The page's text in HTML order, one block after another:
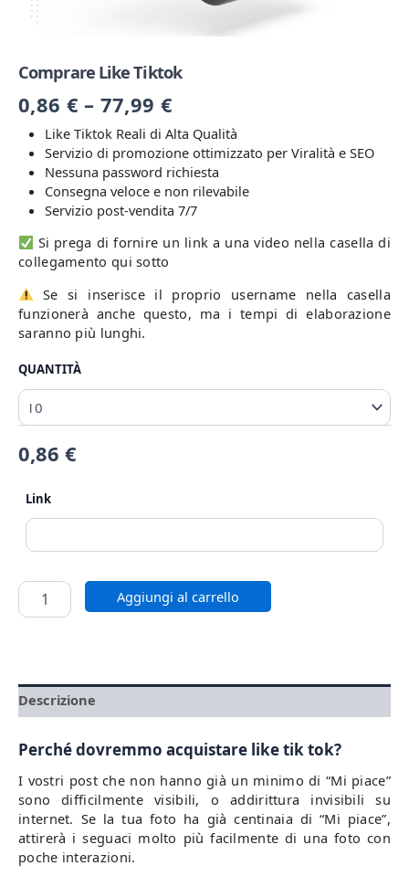
Comprare Like Tiktok
0,86 € – 77,99 €
Like Tiktok Reali di Alta Qualità
Servizio di promozione ottimizzato per Viralità e SEO
Nessuna password richiesta
Consegna veloce e non rilevabile
Servizio post-vendita 7/7
Si prega di fornire un link a una video nella casella di
collegamento qui sotto
Se si inserisce il proprio username nella casella
funzionerà anche questo, ma i tempi di elaborazione
saranno più lunghi.
QUANTITÀ
0,86 €
Link
Aggiungi al carrello
Descrizione
Perché dovremmo acquistare like tik tok?
I vostri post che non hanno già un minimo di “Mi piace”
sono difficilmente visibili, o addirittura invisibili su
internet. Se la tua foto ha già centinaia di “Mi piace”,
attirerà i seguaci molto più facilmente di una foto con
poche interazioni.